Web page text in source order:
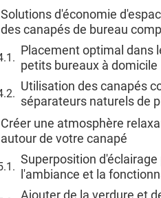
Solutions d'économie
des canapés de bureau
Placement optimal dans
petits bureaux à domicile
Utilisation des canapés
séparateurs naturels de
Créer une atmosphère
autour de votre canapé
Superposition d'éclairage
l'ambiance et la
Ajouter de la verdure et